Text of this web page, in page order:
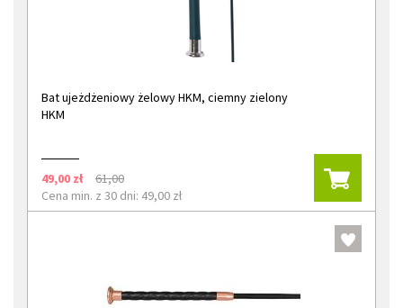
Bat ujeżdżeniowy żelowy HKM, ciemny zielony
HKM
49,00 zł
61,00
Cena min. z 30 dni: 49,00 zł